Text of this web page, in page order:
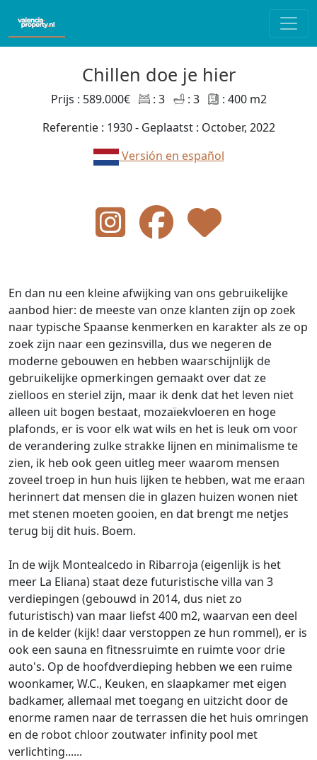
Chillen doe je hier
Prijs : 589.000€ : 3 : 3
: 400 m2
Referentie : 1930 - Geplaatst : October, 2022
Versión en español
En dan nu een kleine afwijking van ons gebruikelijke
aanbod hier: de meeste van onze klanten zijn op zoek
naar typische Spaanse kenmerken en karakter als ze op
zoek zijn naar een gezinsvilla, dus we negeren de
moderne gebouwen en hebben waarschijnlijk de
gebruikelijke opmerkingen gemaakt over dat ze
zielloos en steriel zijn, maar ik denk dat het leven niet
alleen uit bogen bestaat, mozaïekvloeren en hoge
plafonds, er is voor elk wat wils en het is leuk om voor
de verandering zulke strakke lijnen en minimalisme te
zien, ik heb ook geen uitleg meer waarom mensen
zoveel troep in hun huis lijken te hebben, wat me eraan
herinnert dat mensen die in glazen huizen wonen niet
met stenen moeten gooien, en dat brengt me netjes
terug bij dit huis. Boem.
In de wijk Montealcedo in Ribarroja (eigenlijk is het
meer La Eliana) staat deze futuristische villa van 3
verdiepingen (gebouwd in 2014, dus niet zo
futuristisch) van maar liefst 400 m2, waarvan een deel
in de kelder (kijk! daar verstoppen ze hun rommel), er is
ook een sauna en fitnessruimte en ruimte voor drie
auto's. Op de hoofdverdieping hebben we een ruime
woonkamer, W.C., Keuken, en slaapkamer met eigen
badkamer, allemaal met toegang en uitzicht door de
enorme ramen naar de terrassen die het huis omringen
en de robot chloor zoutwater infinity pool met
verlichting......